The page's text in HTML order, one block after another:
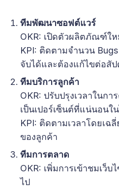
ทีมพัฒนาซอฟต์แวร์
OKR: เปิดตัวผลิตภัณฑ์ใ
KPI: ติดตามจำนวน
จับได้และต้องแก้ไขต่อสั
ทีมบริการลูกค้า
OKR: ปรับปรุงเวลาในก
เป็นเปอร์เซ็นต์ที่แน่นอนใ
KPI: ติดตามเวลาโดยเฉ
ของลูกค้า
ทีมการตลาด
OKR: เพิ่มการเข้าชมเว็
ไป